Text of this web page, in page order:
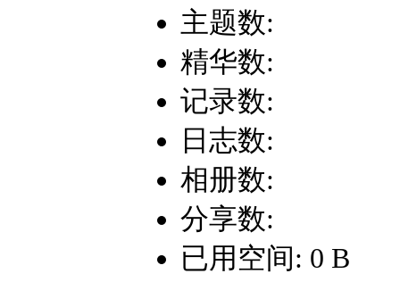
主题数:
精华数:
记录数:
日志数:
相册数:
分享数:
已用空间: 0 B